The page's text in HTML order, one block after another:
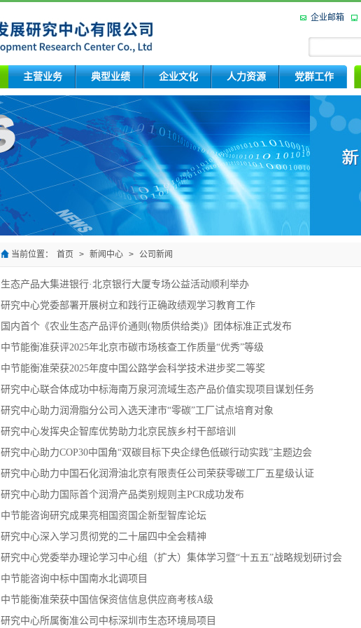
企业邮箱
主营业务 典型业绩 企业文化 人力资源 党群工作
当前位置： 首页 > 新闻中心 > 公司新闻
生态产品大集进银行·北京银行大厦专场公益活动顺利举办
研究中心党委部署开展树立和践行正确政绩观学习教育工作
国内首个《农业生态产品评价通则(物质供给类)》团体标准正式发布
中节能衡准获评2025年北京市碳市场核查工作质量“优秀”等级
中节能衡准荣获2025年度中国公路学会科学技术进步奖二等奖
研究中心联合体成功中标海南万泉河流域生态产品价值实现项目谋划任务
研究中心助力润滑脂分公司入选天津市“零碳”工厂试点培育对象
研究中心发挥央企智库优势助力北京民族乡村干部培训
研究中心助力COP30中国角“双碳目标下央企绿色低碳行动实践”主题边会
研究中心助力中国石化润滑油北京有限责任公司荣获零碳工厂五星级认证
研究中心助力国际首个润滑产品类别规则主PCR成功发布
中节能咨询研究成果亮相国资国企新型智库论坛
研究中心深入学习贯彻党的二十届四中全会精神
研究中心党委举办理论学习中心组（扩大）集体学习暨“十五五”战略规划研讨会
中节能咨询中标中国南水北调项目
中节能衡准荣获中国信保资信信息供应商考核A级
研究中心所属衡准公司中标深圳市生态环境局项目